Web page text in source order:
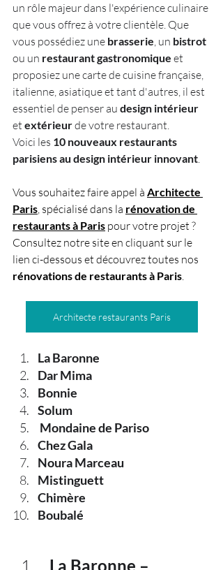
un rôle majeur dans l'expérience culinaire
que vous offrez à votre clientèle. Que
vous possédiez une brasserie, un bistrot
ou un restaurant gastronomique et
proposiez une carte de cuisine française,
italienne, asiatique et tant d'autres, il est
essentiel de penser au design intérieur
et extérieur de votre restaurant.
Voici les 10 nouveaux restaurants
parisiens au design intérieur innovant.
Vous souhaitez faire appel à Architecte
Paris, spécialisé dans la rénovation de
restaurants à Paris pour votre projet ?
Consultez notre site en cliquant sur le
lien ci-dessous et découvrez toutes nos
rénovations de restaurants à Paris.
Architecte restaurants Paris
La Baronne
Dar Mima
Bonnie
Solum
Mondaine de Pariso
Chez Gala
Noura Marceau
Mistinguett
Chimère
Boubalé